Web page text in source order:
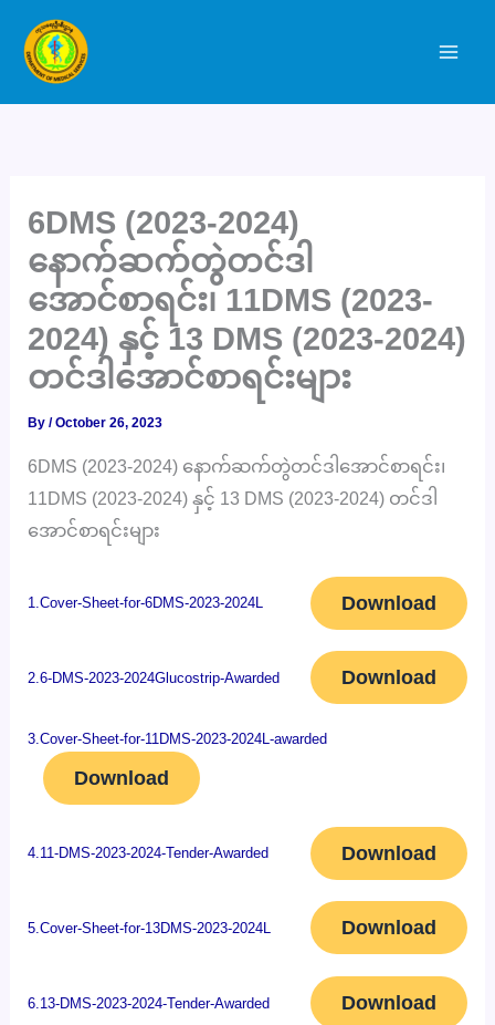
content
6DMS (2023-2024)
နောက်ဆက်တွဲတင်ဒါ
အောင်စာရင်း၊ 11DMS (2023-
2024) နှင့် 13 DMS (2023-2024)
တင်ဒါအောင်စာရင်းများ
By/October 26, 2023
6DMS (2023-2024) နောက်ဆက်တွဲတင်ဒါအောင်စာရင်း၊
11DMS (2023-2024) နှင့် 13 DMS (2023-2024) တင်ဒါ
အောင်စာရင်းများ
1.Cover-Sheet-for-6DMS-2023-2024L Download
2.6-DMS-2023-2024Glucostrip-Awarded Download
3.Cover-Sheet-for-11DMS-2023-2024L-awarded
Download
4.11-DMS-2023-2024-Tender-Awarded Download
5.Cover-Sheet-for-13DMS-2023-2024L Download
6.13-DMS-2023-2024-Tender-Awarded Download